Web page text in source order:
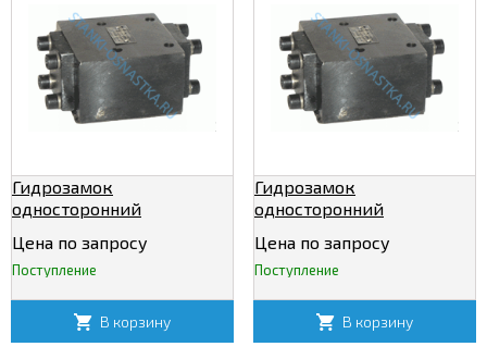
Гидрозамок
односторонний
Цена по запросу
Поступление
В корзину
Гидрозамок
односторонний
Цена по запросу
Поступление
В корзину